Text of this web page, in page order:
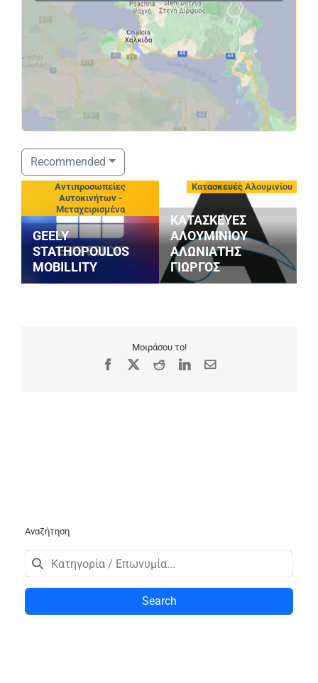
Recommended
Αντιπροσωπείες
Αυτοκινήτων -
Μεταχειρισμένα
GEELY
STATHOPOULOS
MOBILLITY
Κατασκευές Αλουμινίου
ΚΑΤΑΣΚΕΥΕΣ
ΑΛΟΥΜΙΝΙΟΥ
ΑΛΩΝΙΑΤΗΣ
ΓΙΩΡΓΟΣ
Μοιράσου το!
Facebook RedditLinkedIn
Email
Αναζήτηση
Search